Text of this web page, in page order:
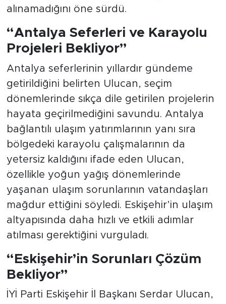
alınamadığını öne sürdü.
“Antalya Seferleri ve Karayolu
Projeleri Bekliyor”
Antalya seferlerinin yıllardır gündeme
getirildiğini belirten Ulucan, seçim
dönemlerinde sıkça dile getirilen projelerin
hayata geçirilmediğini savundu. Antalya
bağlantılı ulaşım yatırımlarının yanı sıra
bölgedeki karayolu çalışmalarının da
yetersiz kaldığını ifade eden Ulucan,
özellikle yoğun yağış dönemlerinde
yaşanan ulaşım sorunlarının vatandaşları
mağdur ettiğini söyledi. Eskişehir’in ulaşım
altyapısında daha hızlı ve etkili adımlar
atılması gerektiğini vurguladı.
“Eskişehir’in Sorunları Çözüm
Bekliyor”
İYİ Parti Eskişehir İl Başkanı Serdar Ulucan,